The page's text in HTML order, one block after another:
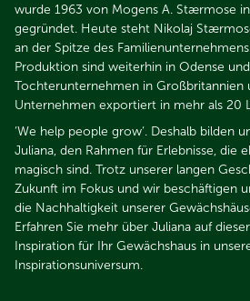
wurde 1963 von Mogens A. Stærmose
gegründet. Heute steht Nikolaj
an der Spitze des
Produktion sind weiterhin in Odense
Tochterunternehmen in Großbritannien
Unternehmen exportiert in mehr als 20
‘We help people grow‘. Deshalb bilden
Juliana, den Rahmen für Erlebnisse, die
magisch sind. Trotz unserer langen
Zukunft im Fokus und wir beschäftigen
die Nachhaltigkeit unserer
Erfahren Sie mehr über Juliana auf
Inspiration für Ihr Gewächshaus in
Inspirationsuniversum.